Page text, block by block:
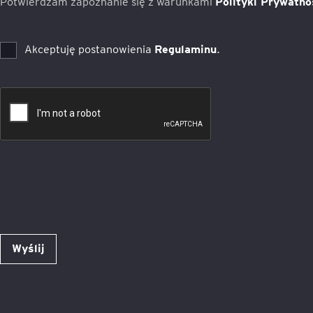
Akceptuję postanowienia Regulaminu.
Wyślij